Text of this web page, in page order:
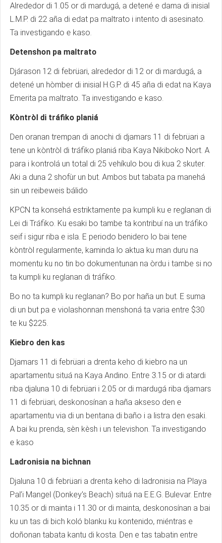
Alrededor di 1.05 or di mardugá, a detené e dama di inisial
L.M.P. di 22 aña di edat pa maltrato i intento di asesinato.
Ta investigando e kaso.
Detenshon pa maltrato
Djárason 12 di febrüari, alrededor di 12 or di mardugá, a
detené un hòmber di inisial H.G.P. di 45 aña di edat na Kaya
Emerita pa maltrato. Ta investigando e kaso.
Kòntròl di tráfiko planiá
Den oranan trempan di anochi di djamars 11 di febrüari a
tene un kòntròl di tráfiko planiá riba Kaya Nikiboko Nort. A
para i kontrolá un total di 25 vehíkulo bou di kua 2 skuter.
Aki a duna 2 shofùr un but. Ambos but tabata pa manehá
sin un reibeweis bálido
KPCN ta konsehá estriktamente pa kumpli ku e reglanan di
Lei di Tráfiko. Ku esaki bo tambe ta kontribuí na un tráfiko
seif i sigur riba e isla. E periodo benidero lo bai tene
kòntròl regularmente, kaminda lo aktua ku man duru na
momentu ku no tin bo dokumentunan na òrdu i tambe si no
ta kumpli ku reglanan di tráfiko.
Bo no ta kumpli ku reglanan? Bo por haña un but. E suma
di un but pa e violashonnan menshoná ta varia entre $30
te ku $225.
Kiebro den kas
Djamars 11 di febrüari a drenta keho di kiebro na un
apartamentu situá na Kaya Andino. Entre 3.15 or di atardi
riba djaluna 10 di febrüari i 2.05 or di mardugá riba djamars
11 di febrüari, deskonosínan a haña akseso den e
apartamentu via di un bentana di baño i a listra den esaki.
A bai ku prenda, sèn kèsh i un televishon. Ta investigando
e kaso
Ladronisia na bichnan
Djaluna 10 di febrüari a drenta keho di ladronisia na Playa
Pal’i Mangel (Donkey’s Beach) situá na E.E.G. Bulevar. Entre
10.35 or di mainta i 11.30 or di mainta, deskonosínan a bai
ku un tas di bich koló blanku ku kontenido, miéntras e
doñonan tabata kantu di kosta. Den e tas tabatin entre